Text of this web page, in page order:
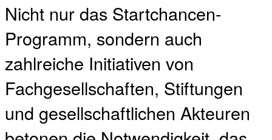
Nicht nur das Startchancen-
Programm, sondern auch
zahlreiche Initiativen von
Fachgesellschaften, Stiftungen
und gesellschaftlichen Akteuren